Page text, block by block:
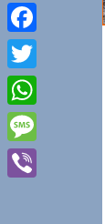
Facebook
Twitter
WhatsApp
Message